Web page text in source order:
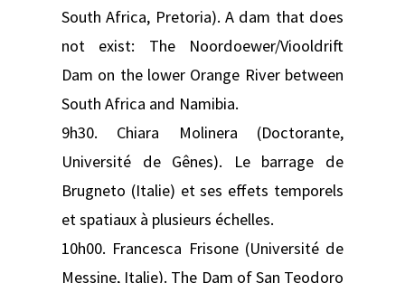
South Africa, Pretoria). A dam that does
not exist: The Noordoewer/Viooldrift
Dam on the lower Orange River between
South Africa and Namibia.
9h30. Chiara Molinera (Doctorante,
Université de Gênes). Le barrage de
Brugneto (Italie) et ses effets temporels
et spatiaux à plusieurs échelles.
10h00. Francesca Frisone (Université de
Messine, Italie). The Dam of San Teodoro